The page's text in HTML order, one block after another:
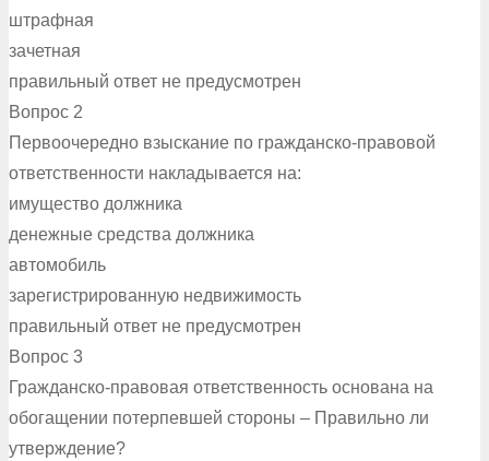
штрафная
зачетная
правильный ответ не предусмотрен
Вопрос 2
Первоочередно взыскание по гражданско-правовой
ответственности накладывается на:
имущество должника
денежные средства должника
автомобиль
зарегистрированную недвижимость
правильный ответ не предусмотрен
Вопрос 3
Гражданско-правовая ответственность основана на
обогащении потерпевшей стороны – Правильно ли
утверждение?